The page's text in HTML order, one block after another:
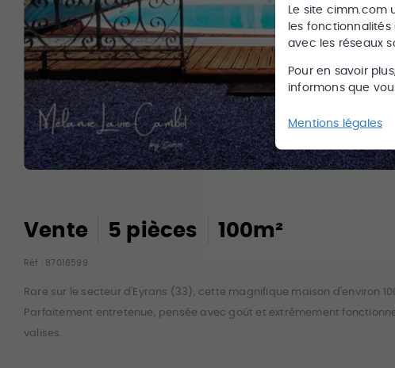
Le site cimm.com
les fonctionnalités
avec les réseaux
Pour en savoir
informons que
Mentions légales
Vente 5 pièces 100m²
Réf : 87016599
Rare sur le secteur d'Eyrans (33), cette magnifique maison d'environ
Parfaitement entretenue, pensée avec goût et extrêmement
valises.